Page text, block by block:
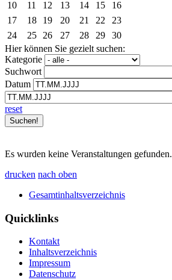
10
11 12 13 14 15
16
17
18 19 20 21 22
23
24
25 26 27 28 29
30
Hier können Sie gezielt suchen:
Kategorie
Suchwort
Datum
reset
Es wurden keine Veranstaltungen gefunden.
drucken nach oben
Gesamtinhaltsverzeichnis
Quicklinks
Kontakt
Inhaltsverzeichnis
Impressum
Datenschutz